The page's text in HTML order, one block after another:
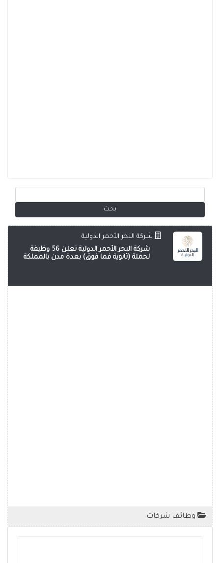
شركة البحر الأحمر الدولية
شركة البحر الأحمر الدولية تعلن 56 وظيفة
لحملة (ثانوية فما فوق) بعدة مدن بالمملكة
وظائف شركات